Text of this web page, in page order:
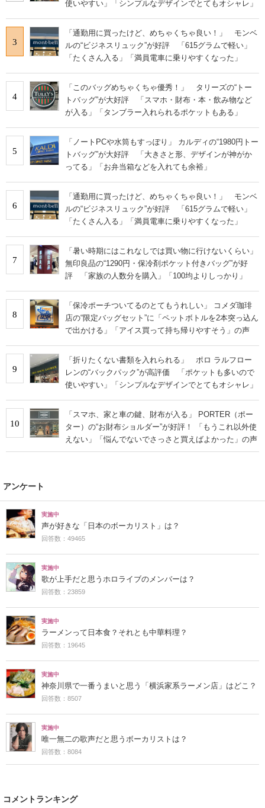
使いやすい」「シンプルなデザインでとてもオシャレ」
3
「通勤用に買ったけど、めちゃくちゃ良い！」 モンベ
ルの“ビジネスリュック”が好評 「615グラムで軽い」
「たくさん入る」「満員電車に乗りやすくなった」
4
「このバッグめちゃくちゃ優秀！」 タリーズの“トー
トバッグ”が大好評 「スマホ・財布・本・飲み物など
が入る」「タンブラー入れられるポケットもある」
5
「ノートPCや水筒もすっぽり」 カルディの“1980円トー
トバッグ”が大好評 「大きさと形、デザインが神がか
ってる」「お弁当箱などを入れても余裕」
6
「通勤用に買ったけど、めちゃくちゃ良い！」 モンベ
ルの“ビジネスリュック”が好評 「615グラムで軽い」
「たくさん入る」「満員電車に乗りやすくなった」
7
「暑い時期にはこれなしでは買い物に行けないくらい」
無印良品の“1290円・保冷剤ポケット付きバッグ”が好
評 「家族の人数分を購入」「100均よりしっかり」
8
「保冷ポーチついてるのとてもうれしい」 コメダ珈琲
店の“限定バッグセット”に「ペットボトルを2本突っ込ん
で出かける」「アイス買って持ち帰りやすそう」の声
9
「折りたくない書類を入れられる」 ポロ ラルフロー
レンの“バックパック”が高評価 「ポケットも多いので
使いやすい」「シンプルなデザインでとてもオシャレ」
10
「スマホ、家と車の鍵、財布が入る」 PORTER（ポー
ター）の“お財布ショルダー”が好評！ 「もうこれ以外使
えない」「悩んでないでさっさと買えばよかった」の声
アンケート
実施中
声が好きな「日本のボーカリスト」は？
回答数：49465
実施中
歌が上手だと思うホロライブのメンバーは？
回答数：23859
実施中
ラーメンって日本食？それとも中華料理？
回答数：19645
実施中
神奈川県で一番うまいと思う「横浜家系ラーメン店」はどこ？
回答数：8507
実施中
唯一無二の歌声だと思うボーカリストは？
回答数：8084
コメントランキング